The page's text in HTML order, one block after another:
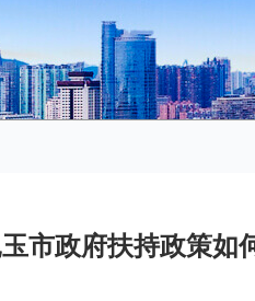
市政府扶持政策如